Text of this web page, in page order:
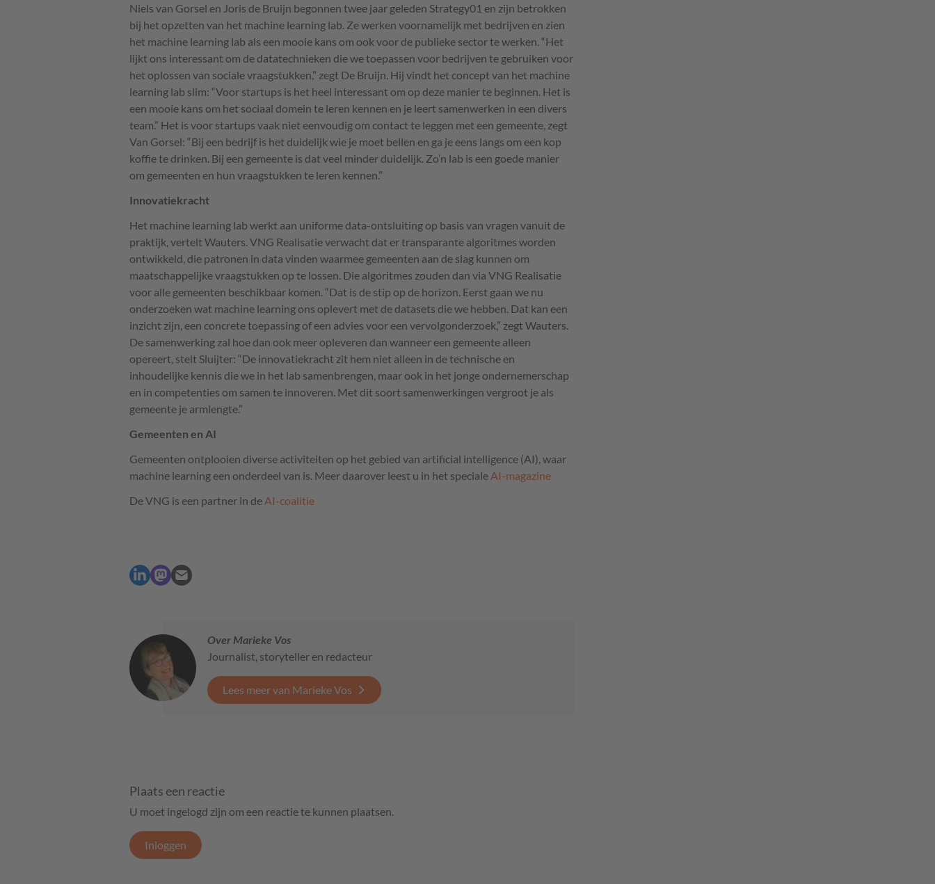
Niels van Gorsel en Joris de Bruijn begonnen twee jaar geleden Strategy01 en zijn betrokken
bij het opzetten van het machine learning lab. Ze werken voornamelijk met bedrijven en zien
het machine learning lab als een mooie kans om ook voor de publieke sector te werken. “Het
lijkt ons interessant om de datatechnieken die we toepassen voor bedrijven te gebruiken voor
het oplossen van sociale vraagstukken,” zegt De Bruijn. Hij vindt het concept van het machine
learning lab slim: “Voor startups is het heel interessant om op deze manier te beginnen. Het is
een mooie kans om het sociaal domein te leren kennen en je leert samenwerken in een divers
team.” Het is voor startups vaak niet eenvoudig om contact te leggen met een gemeente, zegt
Van Gorsel: “Bij een bedrijf is het duidelijk wie je moet bellen en ga je eens langs om een kop
koffie te drinken. Bij een gemeente is dat veel minder duidelijk. Zo’n lab is een goede manier
om gemeenten en hun vraagstukken te leren kennen.”
Innovatiekracht
Het machine learning lab werkt aan uniforme data-ontsluiting op basis van vragen vanuit de
praktijk, vertelt Wauters.VNG Realisatie verwacht dat er transparante algoritmes worden
ontwikkeld, die patronen in data vinden waarmee gemeenten aan de slag kunnen om
maatschappelijke vraagstukken op te lossen. Die algoritmes zouden dan via VNG Realisatie
voor alle gemeenten beschikbaar komen. “Dat is de stip op de horizon. Eerst gaan we nu
onderzoeken wat machine learning ons oplevert met de datasets die we hebben. Dat kan een
inzicht zijn, een concrete toepassing of een advies voor een vervolgonderzoek,” zegt Wauters.
De samenwerking zal hoe dan ook meer opleveren dan wanneer een gemeente alleen
opereert, stelt Sluijter: “De innovatiekracht zit hem niet alleen in de technische en
inhoudelijke kennis die we in het lab samenbrengen, maar ook in het jonge ondernemerschap
en in competenties om samen te innoveren. Met dit soort samenwerkingen vergroot je als
gemeente je armlengte.”
Gemeenten en AI
Gemeenten ontplooien diverse activiteiten op het gebied van artificial intelligence (AI), waar
machine learning een onderdeel van is. Meer daarover leest u in het speciale AI-magazine
DeVNG is een partner in de AI-coalitie
Over Marieke Vos
Journalist, storyteller en redacteur
Lees meer van Marieke Vos
Plaats een reactie
U moet ingelogd zijn om een reactie te kunnen plaatsen.
Inloggen